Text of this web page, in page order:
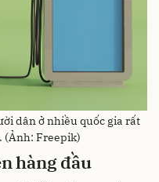
dân ở nhiều quốc gia rất
(Ảnh: Freepik)
hàng đầu